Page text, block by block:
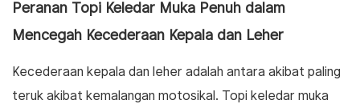
Peranan Topi Keledar Muka Penuh dalam
Mencegah Kecederaan Kepala dan Leher
Kecederaan kepala dan leher adalah antara akibat paling
teruk akibat kemalangan motosikal. Topi keledar muka